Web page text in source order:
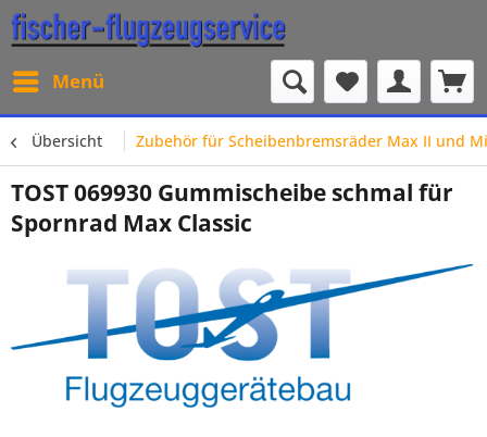
Menü
Übersicht Zubehör für Scheibenbremsräder Max II und
TOST 069930 Gummischeibe schmal für
Spornrad Max Classic